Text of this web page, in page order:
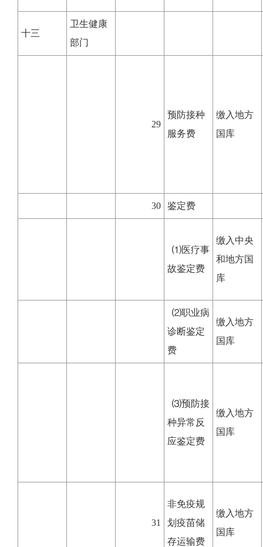
十三
卫生健康
部门
29
预防接种
服务费
缴入地方
国库
30 鉴定费
⑴医疗事
故鉴定费
缴入中央
和地方国
库
⑵职业病
诊断鉴定
费
缴入地方
国库
⑶预防接
种异常反
应鉴定费
缴入地方
国库
31
非免疫规
划疫苗储
存运输费
缴入地方
国库